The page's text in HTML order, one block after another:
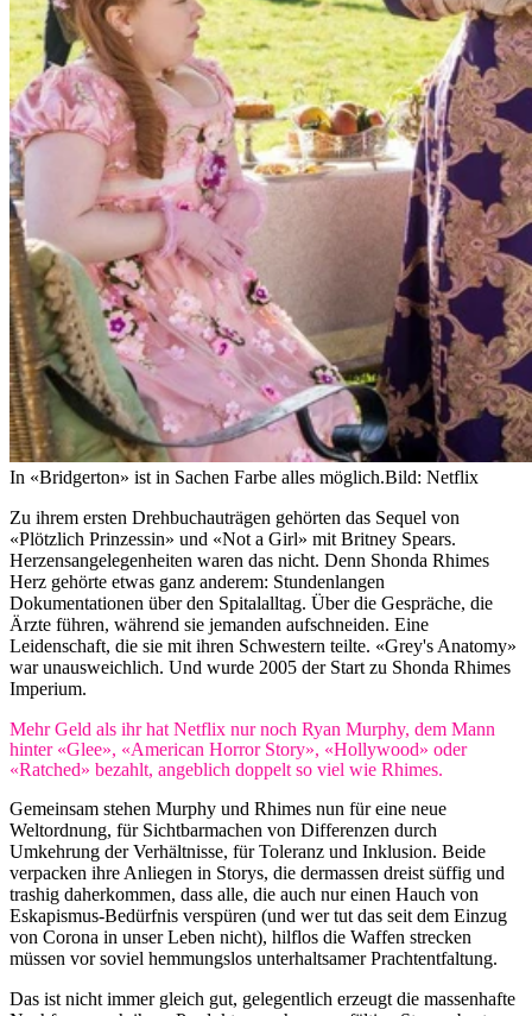
In «Bridgerton» ist in Sachen Farbe alles möglich.Bild: Netflix
Zu ihrem ersten Drehbuchauträgen gehörten das Sequel von
«Plötzlich Prinzessin» und «Not a Girl» mit Britney Spears.
Herzensangelegenheiten waren das nicht. Denn Shonda Rhimes
Herz gehörte etwas ganz anderem: Stundenlangen
Dokumentationen über den Spitalalltag. Über die Gespräche, die
Ärzte führen, während sie jemanden aufschneiden. Eine
Leidenschaft, die sie mit ihren Schwestern teilte. «Grey's Anatomy»
war unausweichlich. Und wurde 2005 der Start zu Shonda Rhimes
Imperium.
Mehr Geld als ihr hat Netflix nur noch Ryan Murphy, dem Mann
hinter «Glee», «American Horror Story», «Hollywood» oder
«Ratched» bezahlt, angeblich doppelt so viel wie Rhimes.
Gemeinsam stehen Murphy und Rhimes nun für eine neue
Weltordnung, für Sichtbarmachen von Differenzen durch
Umkehrung der Verhältnisse, für Toleranz und Inklusion. Beide
verpacken ihre Anliegen in Storys, die dermassen dreist süffig und
trashig daherkommen, dass alle, die auch nur einen Hauch von
Eskapismus-Bedürfnis verspüren (und wer tut das seit dem Einzug
von Corona in unser Leben nicht), hilflos die Waffen strecken
müssen vor soviel hemmungslos unterhaltsamer Prachtentfaltung.
Das ist nicht immer gleich gut, gelegentlich erzeugt die massenhafte